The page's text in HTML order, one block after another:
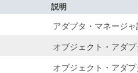
説明
アダプタ・マネージ
オブジェクト・アダ
オブジェクト・アダ